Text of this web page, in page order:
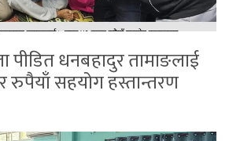
पीडित धनबहादुर तामाङलाई
रुपैयाँ सहयोग हस्तान्तरण